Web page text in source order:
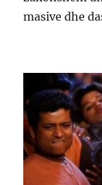
masive dhe